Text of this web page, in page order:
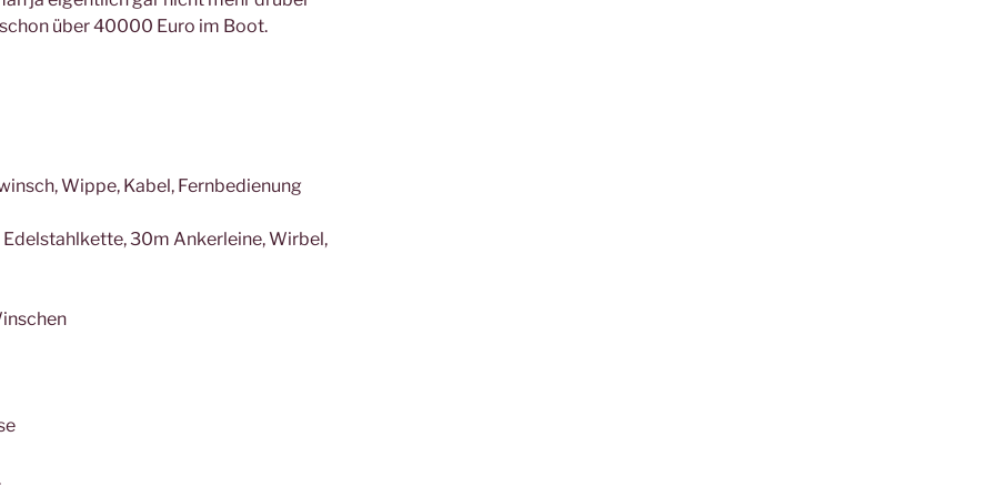
über 40000 Euro im Boot.
Wippe, Kabel, Fernbedienung
30m Ankerleine, Wirbel,